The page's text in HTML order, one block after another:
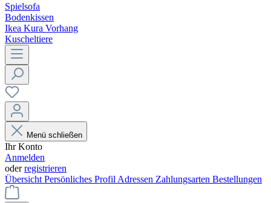
Spielsofa
Bodenkissen
Ikea Kura Vorhang
Kuscheltiere
Menü schließen
Ihr Konto
Anmelden
oderregistrieren
Übersicht Persönliches Profil Adressen Zahlungsarten Bestellungen